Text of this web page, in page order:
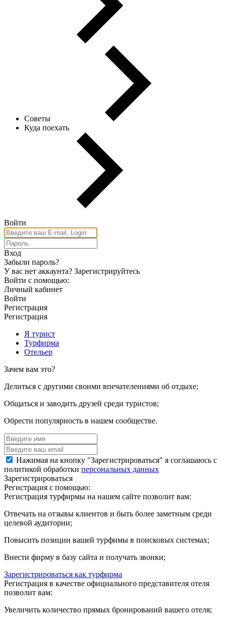
Советы
Куда поехать
Войти
Вход
Забыли пароль?
У вас нет аккаунта? Зарегистрируйтесь
Войти с помощью:
Личный кабинет
Войти
Регистрация
Регистрация
Я турист
Турфирма
Отельер
Зачем вам это?
Делиться с другими своими впечателениями об отдыхе;
Общаться и заводить друзей среди туристов;
Обрести популярность в нашем сообществе.
Нажимая на кнопку "Зарегистрироваться" я соглашаюсь с
политикой обработки персональных данных
Зарегистрироваться
Регистрация с помощью:
Регистрация турфирмы на нашем сайте позволит вам:
Отвечать на отзывы клиентов и быть более заметным среди
целевой аудитории;
Повысить позиции вашей турфимы в поисковых системах;
Внести фирму в базу сайта и получать звонки;
Зарегистрироваться как турфирма
Регистрация в качестве официального представителя отеля
позволит вам:
Увеличить количество прямых бронирований вашего отеля;